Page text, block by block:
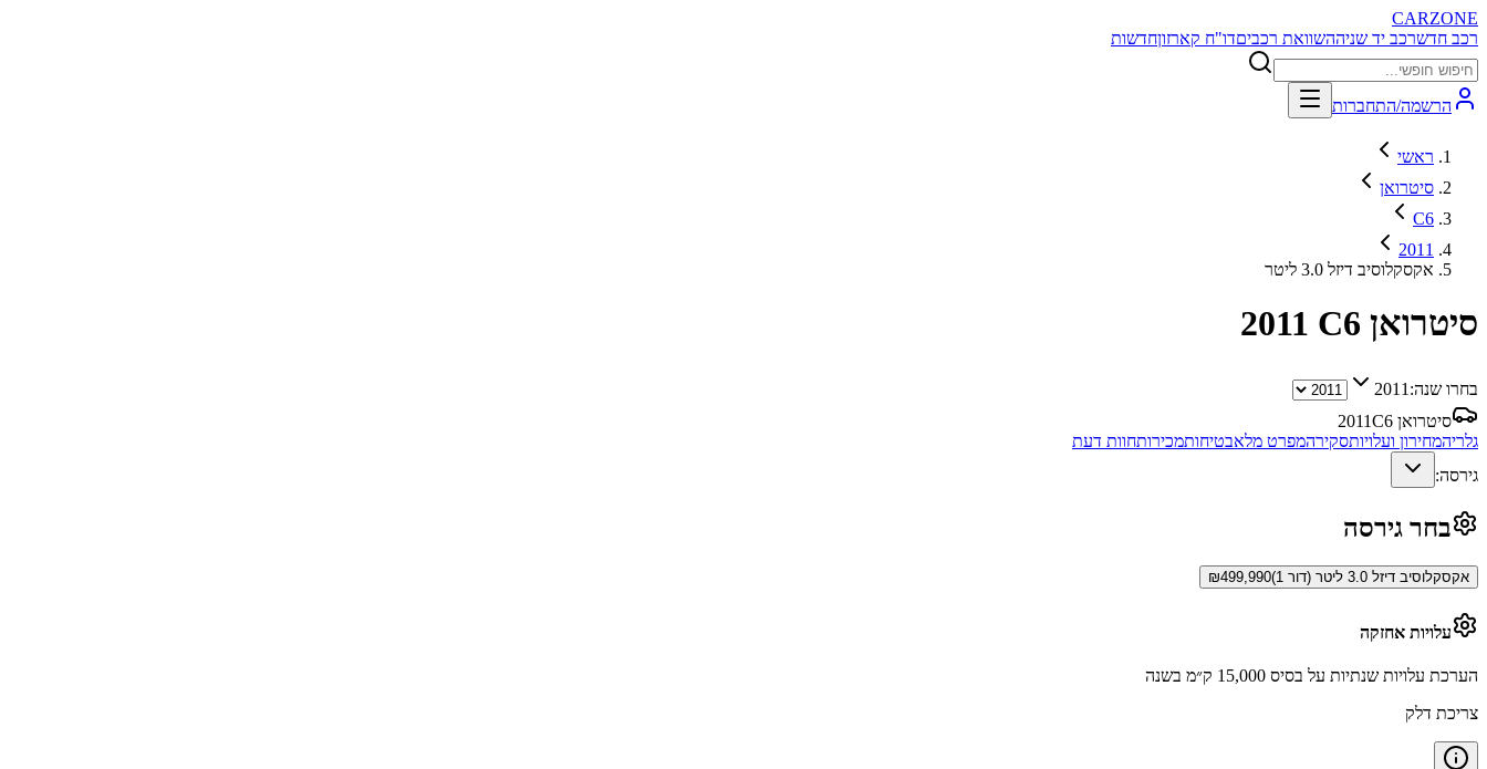
CARZONE
רכב חדשרכב יד שניההשוואת רכביםדו"ח קארזוןחדשות
הרשמה/התחברות
ראשי
סיטרואן
C6
2011
אקסקלוסיב דיזל 3.0 ליטר
סיטרואן C6 2011
בחרו שנה: 2011
סיטרואן C6
2011
גלריהמחירון ועלויותסקירהמפרט מלאבטיחותמכירותחוות דעת
גירסה:
בחר גירסה
אקסקלוסיב דיזל 3.0 ליטר (דור 1) ₪499,990
עלויות אחזקה
הערכת עלויות שנתיות על בסיס 15,000 ק״מ בשנה
צריכת דלק